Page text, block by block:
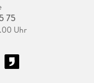
75
Uhr